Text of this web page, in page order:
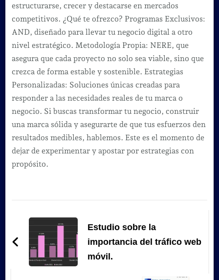
estructurarse, crecer y destacarse en mercados
competitivos. ¿Qué te ofrezco? Programas Exclusivos:
AND, diseñado para llevar tu negocio digital a otro
nivel estratégico. Metodología Propia: NERE, que
asegura que cada proyecto no solo sea viable, sino que
crezca de forma estable y sostenible. Estrategias
Personalizadas: Soluciones únicas creadas para
responder a las necesidades reales de tu marca o
negocio. Si buscas transformar tu negocio, construir
una marca sólida y asegurarte de que tus esfuerzos den
resultados medibles, hablemos. Este es el momento de
dejar de experimentar y apostar por estrategias con
propósito.
entradas
Estudio sobre la
importancia del tráfico web
móvil.